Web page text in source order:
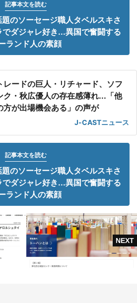
記事本文を読む
のソーセージ職人タベルスキさ
ダジャレ好き...異国で奮闘する
ランド人の素顔
レードの巨人・リチャード、ソフ
ク・秋広優人の存在感薄れ...「他
方が出場機会ある」の声が
J-CASTニュース
記事本文を読む
のソーセージ職人タベルスキさ
ダジャレ好き...異国で奮闘する
ランド人の素顔